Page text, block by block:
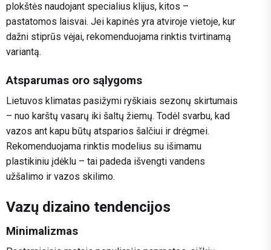
plokštės naudojant specialius klijus, kitos –
pastatomos laisvai. Jei kapinės yra atviroje vietoje, kur
dažni stiprūs vėjai, rekomenduojama rinktis tvirtinamą
variantą.
Atsparumas oro sąlygoms
Lietuvos klimatas pasižymi ryškiais sezonų skirtumais
– nuo karštų vasarų iki šaltų žiemų. Todėl svarbu, kad
vazos ant kapu būtų atsparios šalčiui ir drėgmei.
Rekomenduojama rinktis modelius su išimamu
plastikiniu įdėklu – tai padeda išvengti vandens
užšalimo ir vazos skilimo.
Vazų dizaino tendencijos
Minimalizmas